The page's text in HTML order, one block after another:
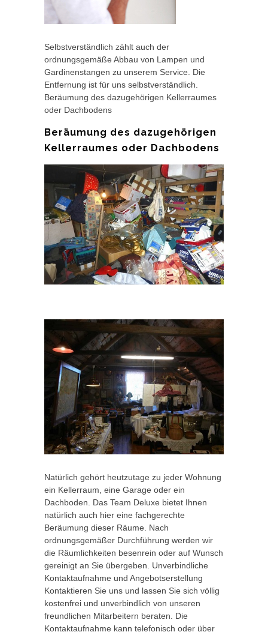
Selbstverständlich zählt auch der
ordnungsgemäße Abbau von Lampen und
Gardinenstangen zu unserem Service. Die
Entfernung ist für uns selbstverständlich.
Beräumung des dazugehörigen Kellerraumes
oder Dachbodens
Beräumung des dazugehörigen
Kellerraumes oder Dachbodens
Natürlich gehört heutzutage zu jeder Wohnung
ein Kellerraum, eine Garage oder ein
Dachboden. Das Team Deluxe bietet Ihnen
natürlich auch hier eine fachgerechte
Beräumung dieser Räume. Nach
ordnungsgemäßer Durchführung werden wir
die Räumlichkeiten besenrein oder auf Wunsch
gereinigt an Sie übergeben. Unverbindliche
Kontaktaufnahme und Angebotserstellung
Kontaktieren Sie uns und lassen Sie sich völlig
kostenfrei und unverbindlich von unseren
freundlichen Mitarbeitern beraten. Die
Kontaktaufnahme kann telefonisch oder über